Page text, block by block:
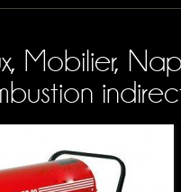
Mobilier,